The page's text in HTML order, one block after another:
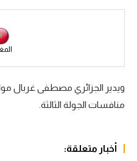
رياضات أخرى
كرة السلة الأمريكية
ويدير الجزائري مصطفى غربال
منافسات الجولة الثالثة.
أخبار متعلقة: